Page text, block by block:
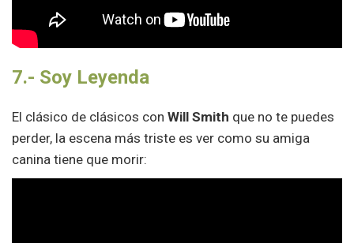
7.- Soy Leyenda
El clásico de clásicos con Will Smith que no te puedes
perder, la escena más triste es ver como su amiga
canina tiene que morir: